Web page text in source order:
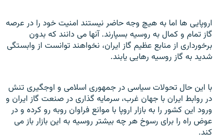
اروپايی ها اما به هيچ وجه حاضر نيستند امنيت خود را در عرصه
گاز تمام و کمال به روسيه بسپارند. آنها می دانند که بدون
برخورداری از منابع عظيم گاز ايران، نخواهند توانست از وابستگی
شديد به گاز روسيه رهايی يابند.
با اين حال تحولات سياسی در جمهوری اسلامی و اوجگيری تنش
در روابط ايران با جهان غرب، سرمايه گذاری در صنعت گاز ايران و
ورود اين کشور را به بازار اروپا با موانع فراوان روبه رو کرده و در
عوض راه را برای رسوخ هر چه بيشتر روسيه به اين بازار باز می
کند.